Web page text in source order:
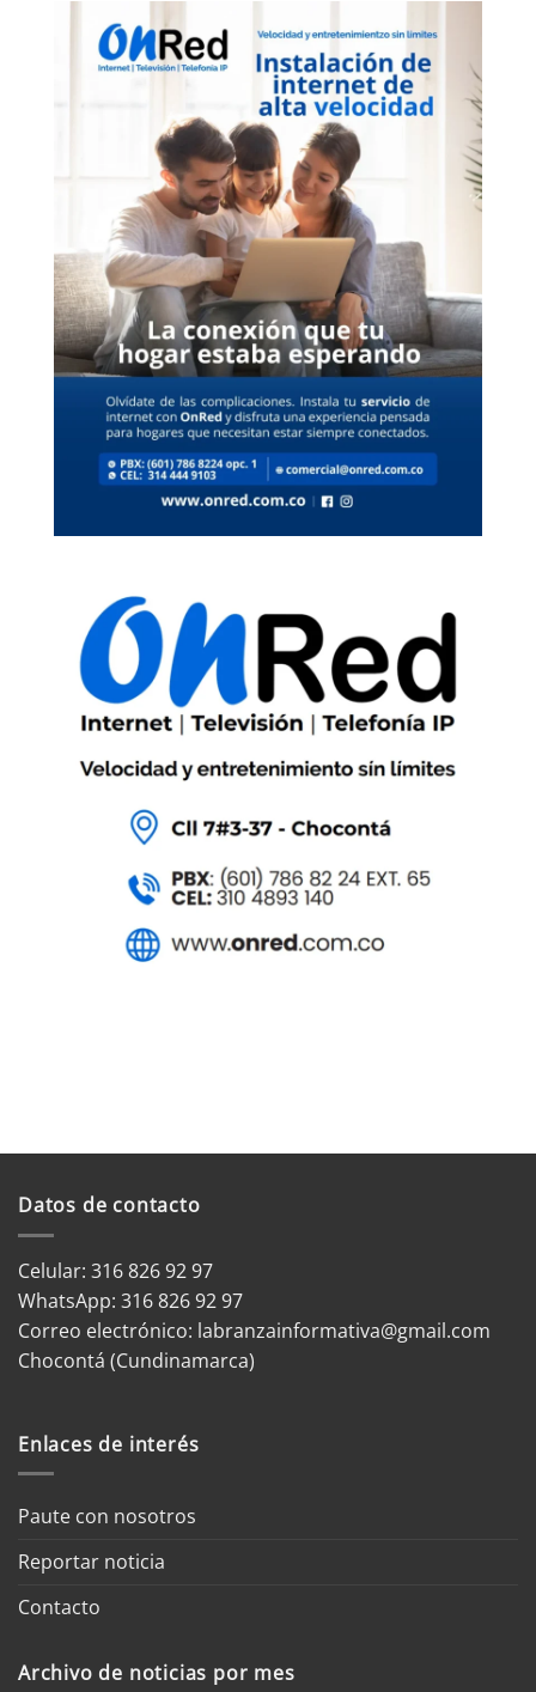
Datos de contacto
Celular: 316 826 92 97
WhatsApp: 316 826 92 97
Correo electrónico: labranzainformativa@gmail.com
Chocontá (Cundinamarca)
Enlaces de interés
Paute con nosotros
Reportar noticia
Contacto
Archivo de noticias por mes